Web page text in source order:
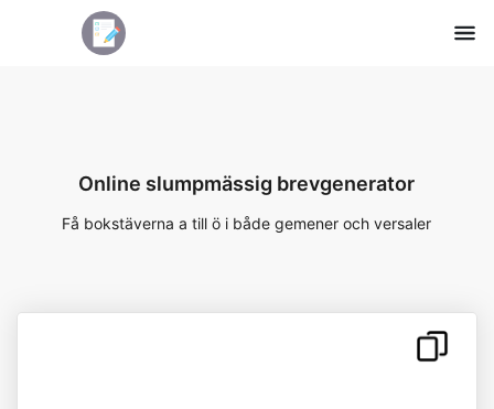
Online slumpmässig brevgenerator
Få bokstäverna a till ö i både gemener och versaler